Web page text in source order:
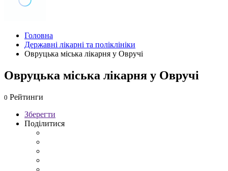
Головна
Державні лікарні та поліклініки
Овруцька міська лікарня у Овручі
Овруцька міська лікарня у Овручі
0 Рейтинги
Зберегти
Поділитися